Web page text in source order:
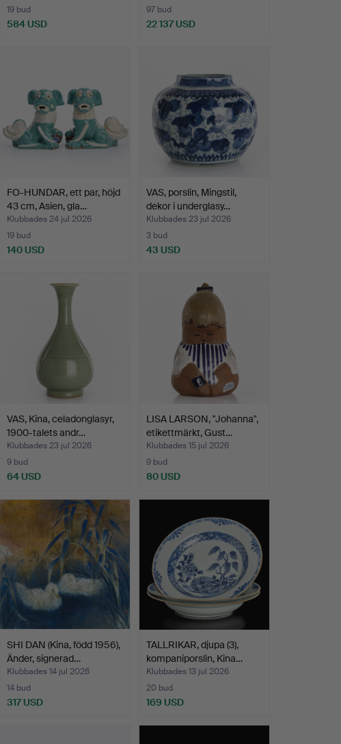
19 bud
584 USD
97 bud
22 137 USD
FO-HUNDAR, ett par, höjd
43 cm, Asien, gla…
Klubbades 24 jul 2026
19 bud
140 USD
VAS, porslin, Mingstil,
dekor i underglasy…
Klubbades 23 jul 2026
3 bud
43 USD
VAS, Kina, celadonglasyr,
1900-talets andr…
Klubbades 23 jul 2026
9 bud
64 USD
LISA LARSON, "Johanna",
etikettmärkt, Gust…
Klubbades 15 jul 2026
9 bud
80 USD
SHI DAN (Kina, född 1956),
Änder, signerad…
Klubbades 14 jul 2026
14 bud
317 USD
TALLRIKAR, djupa (3),
kompaniporslin, Kina…
Klubbades 13 jul 2026
20 bud
169 USD